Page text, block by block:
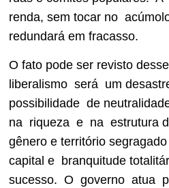
renda, sem tocar no
redundará em fracasso.
O fato pode ser revisto
liberalismo será um
possibilidade de
na riqueza e na estrutura
gênero e território
capital e branquitude
sucesso. O governo atua